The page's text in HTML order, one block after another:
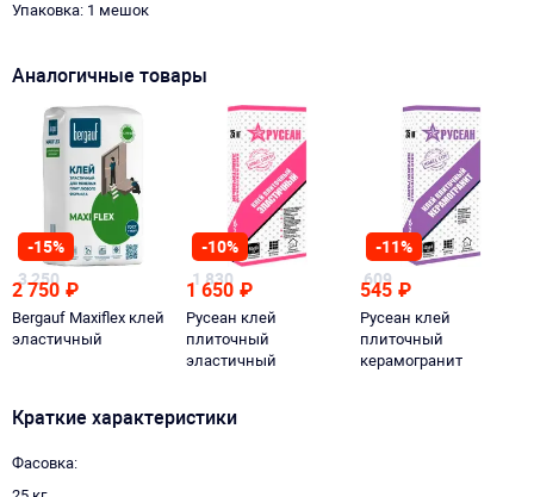
Упаковка: 1 мешок
Аналогичные товары
-15%
3 250
2 750 ₽
Bergauf Maxiflex клей
эластичный
-10%
1 830
1 650 ₽
Русеан клей
плиточный
эластичный
-11%
609
545 ₽
Русеан клей
плиточный
керамогранит
Краткие характеристики
Фасовка